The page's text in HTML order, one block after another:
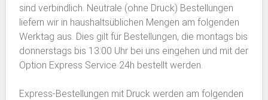
sind verbindlich. Neutrale (ohne Druck) Bestellungen
liefern wir in haushaltsüblichen Mengen am folgenden
Werktag aus. Dies gilt für Bestellungen, die montags bis
donnerstags bis 13:00 Uhr bei uns eingehen und mit der
Option Express Service 24h bestellt werden.
Express-Bestellungen mit Druck werden am folgenden